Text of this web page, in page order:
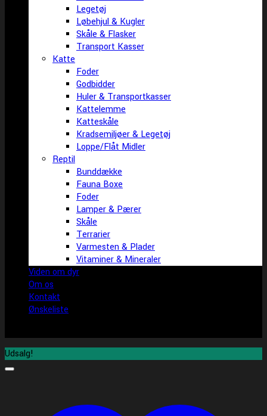
Legetøj
Løbehjul & Kugler
Skåle & Flasker
Transport Kasser
Katte
Foder
Godbidder
Huler & Transportkasser
Kattelemme
Katteskåle
Kradsemiljøer & Legetøj
Loppe/Flåt Midler
Reptil
Bunddække
Fauna Boxe
Foder
Lamper & Pærer
Skåle
Terrarier
Varmesten & Plader
Vitaminer & Mineraler
Viden om dyr
Om os
Kontakt
Ønskeliste
Udsalg!